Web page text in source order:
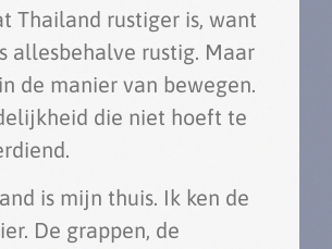
Thailand rustiger is, want
allesbehalve rustig. Maar
de manier van bewegen.
die niet hoeft te
is mijn thuis. Ik ken de
De grappen, de